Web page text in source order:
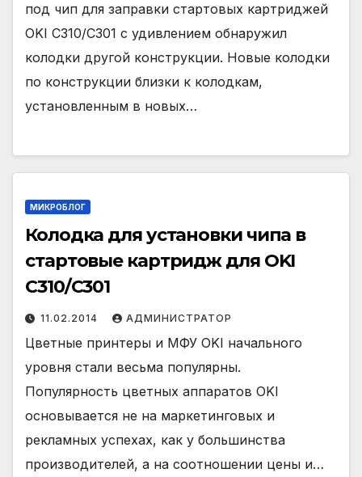
под чип для заправки стартовых картриджей
OKI C310/C301 с удивлением обнаружил
колодки другой конструкции. Новые колодки
по конструкции близки к колодкам,
установленным в новых…
МИКРОБЛОГ
Колодка для установки чипа в
стартовые картридж для OKI
C310/C301
11.02.2014 АДМИНИСТРАТОР
Цветные принтеры и МФУ OKI начального
уровня стали весьма популярны.
Популярность цветных аппаратов OKI
основывается не на маркетинговых и
рекламных успехах, как у большинства
производителей, а на соотношении цены и…